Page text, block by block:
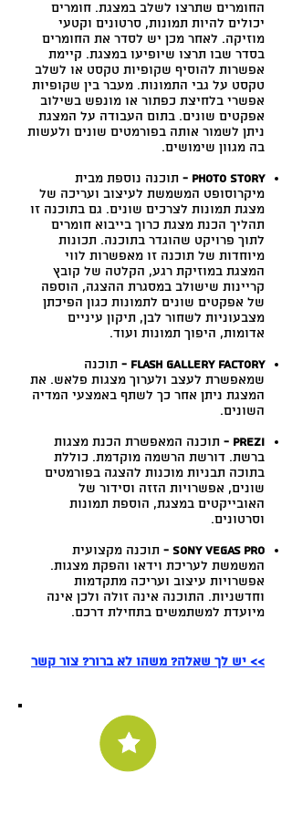
החומרים שתרצו לשלב במצגת. חומרים
יכולים להיות תמונות, סרטונים וקטעי
מוזיקה. לאחר מכן יש לסדר את החומרים
בסדר שבו תרצו שיופיעו במצגת. קיימת
אפשרות להוסיף שקופיות טקסט או לשלב
טקסט על גבי התמונות. מעבר בין שקופיות
אפשרי בלחיצת כפתור או מונפש בשילוב
אפקטים שונים. בתום העבודה על המצגת
ניתן לשמור אותה בפורמטים שונים ולעשות
בה מגוון שימושים.
Photo Story -
תוכנה נוספת מבית
מיקרוסופט המשמשת לעיצוב ועריכה של
מצגת תמונות לצרכים שונים. גם בתוכנה זו
תהליך הכנת מצגת כרוך בייבוא חומרים
לתוך פרויקט שהוגדר בתוכנה. תכונות
מיוחדות של תוכנה זו מאפשרות לווי
המצגת במוזיקת רגע, הקלטה של קובץ
קריינות שישולב במסגרת ההצגה, הוספה
של אפקטים שונים לתמונות כגון הפיכתן
מצבעוניות לשחור לבן, תיקון עיניים
אדומות, היפוך תמונות ועוד.
Flash Gallery Factory -
תוכנה
שמאפשרת לעצב ולערוך מצגות פלאש. את
המצגת ניתן אחר כך לשתף באמצעי המדיה
השונים.
Prezi -
תוכנה המאפשרת הכנת מצגות
ברשת. דורשת הרשמה מוקדמת. כוללת
בתוכה תבניות מוכנות להצגה בפורמטים
שונים, אפשרויות הזזה וסידור של
האובייקטים במצגת, הוספת תמונות
וסרטונים.
Sony Vegas Pro -
תוכנה מקצועית
המשמשת לעריכת וידאו והפקת מצגות.
אפשרויות עיצוב ועריכה מתקדמות
וחדשניות. התוכנה אינה זולה ולכן אינה
מיועדת למשתמשים בתחילת דרכם.
>> יש לך שאלה? משהו לא ברור? צור קשר